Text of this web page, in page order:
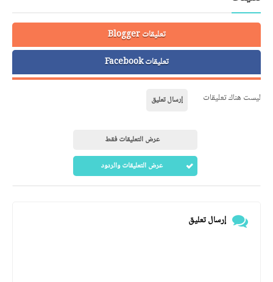
تعليقات Blogger
تعليقات Facebook
ليست هناك تعليقات إرسال تعليق
عرض التعليقات فقط
عرض التعليقات والردود
إرسال تعليق